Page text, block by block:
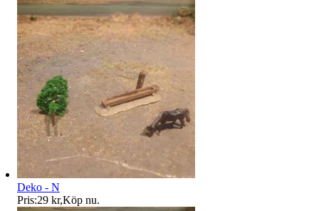
Deko - N
Pris:29 kr,Köp nu.